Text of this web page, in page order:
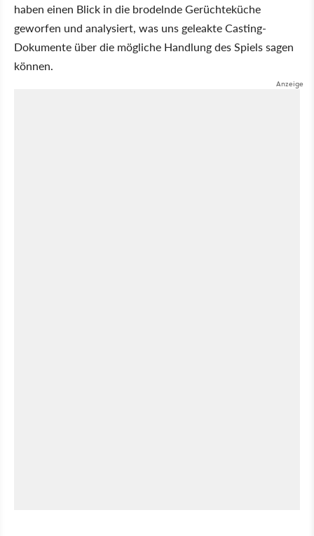
haben einen Blick in die brodelnde Gerüchteküche
geworfen und analysiert, was uns geleakte Casting-
Dokumente über die mögliche Handlung des Spiels sagen
können.